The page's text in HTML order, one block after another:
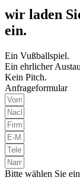
wir laden
ein.
Ein Vußballspiel.
Ein ehrlicher
Kein Pitch.
Anfrage­formular
Bitte wählen Sie